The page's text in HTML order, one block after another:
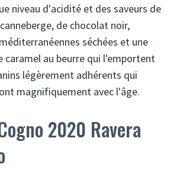
niveau d'acidité et des saveurs de
de chocolat noir,
séchées et une
caramel au beurre qui l'emportent
légèrement adhérents qui
magnifiquement avec l'âge.
2020 Ravera